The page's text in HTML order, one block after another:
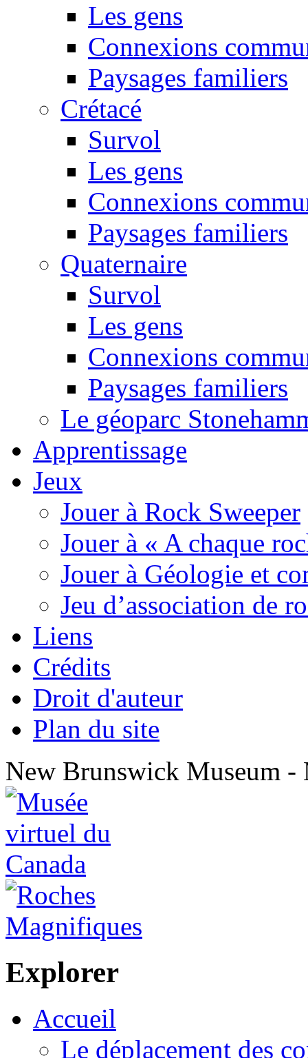
Les gens
Connexions
Paysages familiers
Crétacé
Survol
Les gens
Connexions
Paysages familiers
Quaternaire
Survol
Les gens
Connexions
Paysages familiers
Le géoparc
Apprentissage
Jeux
Jouer à Rock Sweeper
Jouer à « A chaque
Jouer à Géologie et
Jeu d’association de
Liens
Crédits
Droit d'auteur
Plan du site
New Brunswick Museum -
Explorer
Accueil
Le déplacement des